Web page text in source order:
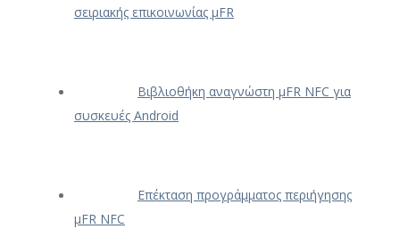
σειριακής επικοινωνίας μFR
Βιβλιοθήκη αναγνώστη μFR NFC για
συσκευές Android
Επέκταση προγράμματος περιήγησης
μFR NFC